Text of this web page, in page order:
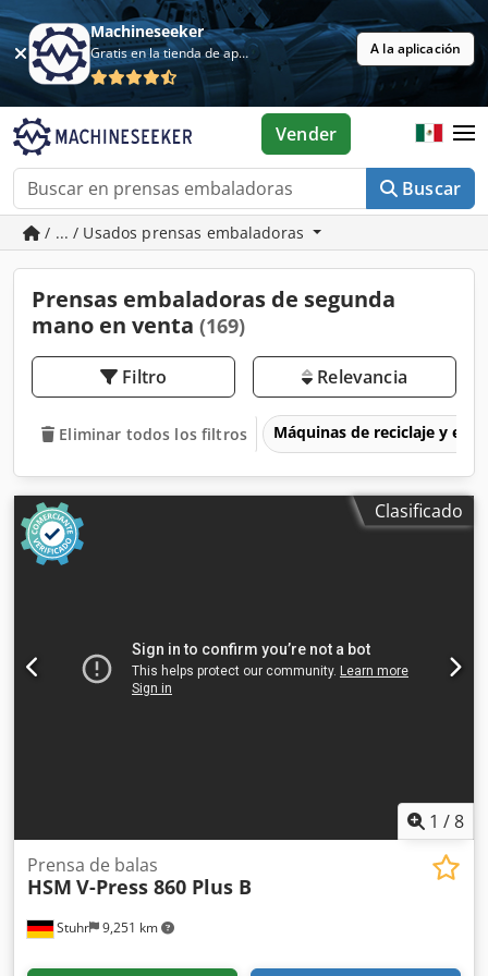
Machineseeker
Gratis en la tienda de aplicaciones A la aplicación
Buscar
Vender
/ ... / Usados prensas embaladoras
Prensas embaladoras de segunda
mano en venta (169)
Filtro Relevancia
Eliminar todos los filtros Máquinas de reciclaje y
Clasificado
1 /8
Stuhr 9,251 km
Prensa de balas
HSM V-Press 860 Plus B